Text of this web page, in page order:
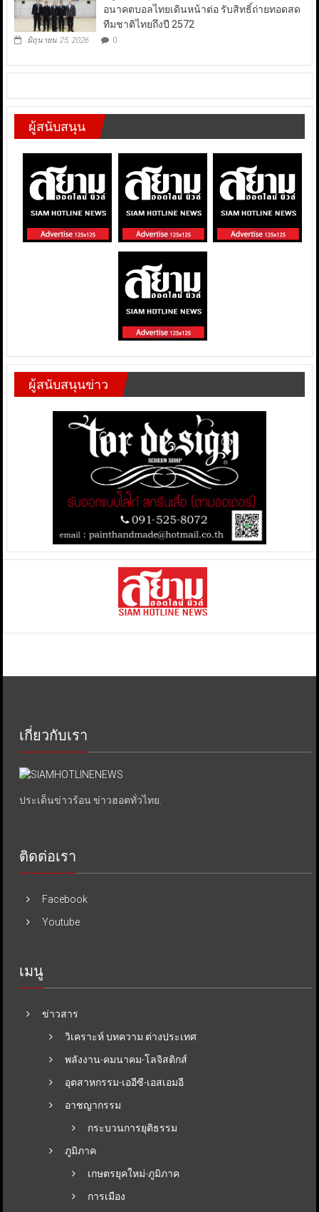
อนาคตบอลไทยเดินหน้าต่อ รับสิทธิ์ถ่ายทอดสด
ทีมชาติไทยถึงปี 2572
มิถุนายน 25, 2026 0
ผู้สนับสนุน
ผู้สนับสนุนข่าว
เกี่ยวกับเรา
ประเด็นข่าวร้อน ข่าวฮอตทั่วไทย.
ติดต่อเรา
Facebook
Youtube
เมนู
ข่าวสาร
วิเคราะห์ บทความ ต่างประเทศ
พลังงาน-คมนาคม-โลจิสติกส์
อุตสาหกรรม-เออีซี-เอสเอมอี
อาชญากรรม
กระบวนการยุติธรรม
ภูมิภาค
เกษตรยุคใหม่-ภูมิภาค
การเมือง